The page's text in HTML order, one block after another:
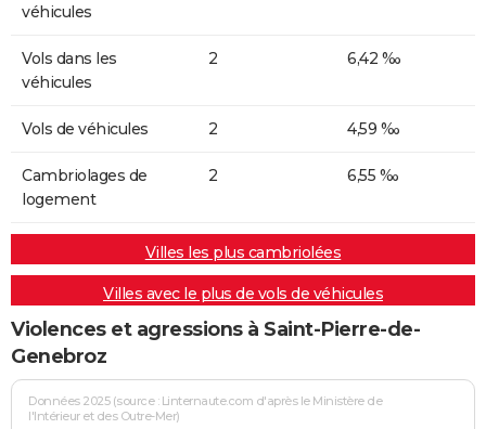
véhicules
Vols dans les
véhicules
2 6,42 ‰
Vols de véhicules 2 4,59 ‰
Cambriolages de
logement
2 6,55 ‰
Villes les plus cambriolées
Villes avec le plus de vols de véhicules
Violences et agressions à Saint-Pierre-de-
Genebroz
Données 2025 (source : Linternaute.com d'après le Ministère de
l'Intérieur et des Outre-Mer)